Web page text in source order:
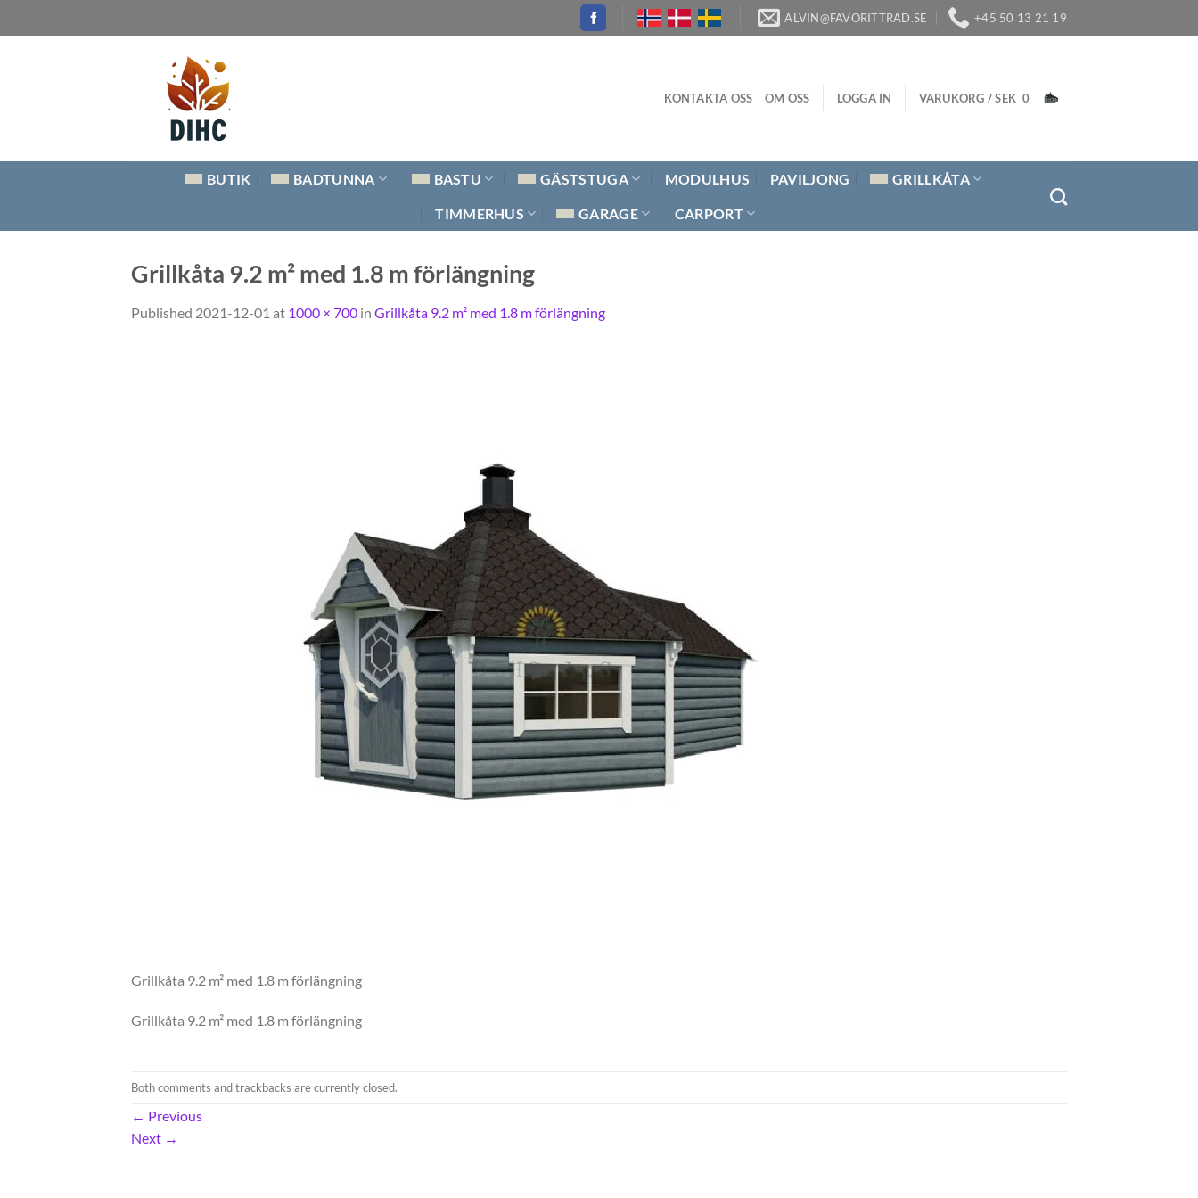
to
ALVIN@FAVORITTRAD.SE +45 50 13 21 19
KONTAKTA OSS OM OSS LOGGA IN VARUKORG /SEK 0
BUTIK BADTUNNA BASTU GÄSTSTUGA MODULHUS PAVILJONG GRILLKÅTA
TIMMERHUS GARAGE CARPORT
Grillkåta 9.2 m² med 1.8 m förlängning
Published 2021-12-01 at 1000 × 700 in Grillkåta 9.2 m² med 1.8 m förlängning
Grillkåta 9.2 m² med 1.8 m förlängning
Grillkåta 9.2 m² med 1.8 m förlängning
Both comments and trackbacks are currently closed.
← Previous
Next →